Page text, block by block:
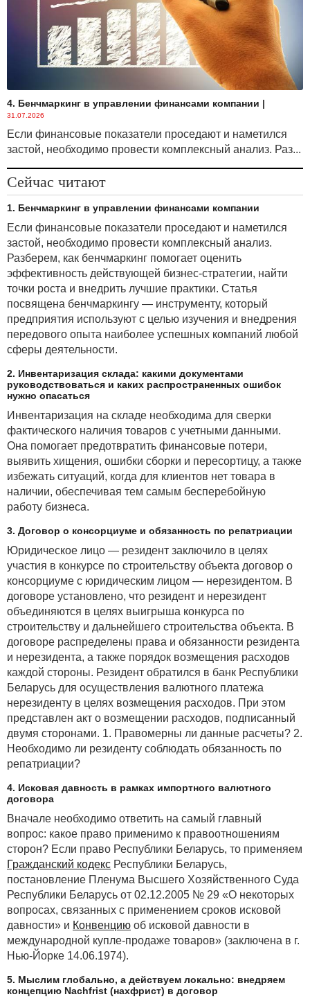
4. Бенчмаркинг в управлении финансами компании |
31.07.2026
Если финансовые показатели проседают и наметился
застой, необходимо провести комплексный анализ. Раз...
Сейчас читают
1. Бенчмаркинг в управлении финансами компании
Если финансовые показатели проседают и наметился
застой, необходимо провести комплексный анализ.
Разберем, как бенчмаркинг помогает оценить
эффективность действующей бизнес-стратегии, найти
точки роста и внедрить лучшие практики. Статья
посвящена бенчмаркингу — инструменту, который
предприятия используют с целью изучения и внедрения
передового опыта наиболее успешных компаний любой
сферы деятельности.
2. Инвентаризация склада: какими документами
руководствоваться и каких распространенных ошибок
нужно опасаться
Инвентаризация на складе необходима для сверки
фактического наличия товаров с учетными данными.
Она помогает предотвратить финансовые потери,
выявить хищения, ошибки сборки и пересортицу, а также
избежать ситуаций, когда для клиентов нет товара в
наличии, обеспечивая тем самым бесперебойную
работу бизнеса.
3. Договор о консорциуме и обязанность по репатриации
Юридическое лицо — резидент заключило в целях
участия в конкурсе по строительству объекта договор о
консорциуме с юридическим лицом — нерезидентом. В
договоре установлено, что резидент и нерезидент
объединяются в целях выигрыша конкурса по
строительству и дальнейшего строительства объекта. В
договоре распределены права и обязанности резидента
и нерезидента, а также порядок возмещения расходов
каждой стороны. Резидент обратился в банк Республики
Беларусь для осуществления валютного платежа
нерезиденту в целях возмещения расходов. При этом
представлен акт о возмещении расходов, подписанный
двумя сторонами. 1. Правомерны ли данные расчеты? 2.
Необходимо ли резиденту соблюдать обязанность по
репатриации?
4. Исковая давность в рамках импортного валютного
договора
Вначале необходимо ответить на самый главный
вопрос: какое право применимо к правоотношениям
сторон? Если право Республики Беларусь, то применяем
Гражданский кодекс Республики Беларусь,
постановление Пленума Высшего Хозяйственного Суда
Республики Беларусь от 02.12.2005 № 29 «О некоторых
вопросах, связанных с применением сроков исковой
давности» и Конвенцию об исковой давности в
международной купле-продаже товаров» (заключена в г.
Нью-Йорке 14.06.1974).
5. Мыслим глобально, а действуем локально: внедряем
концепцию Nachfrist (нахфрист) в договор